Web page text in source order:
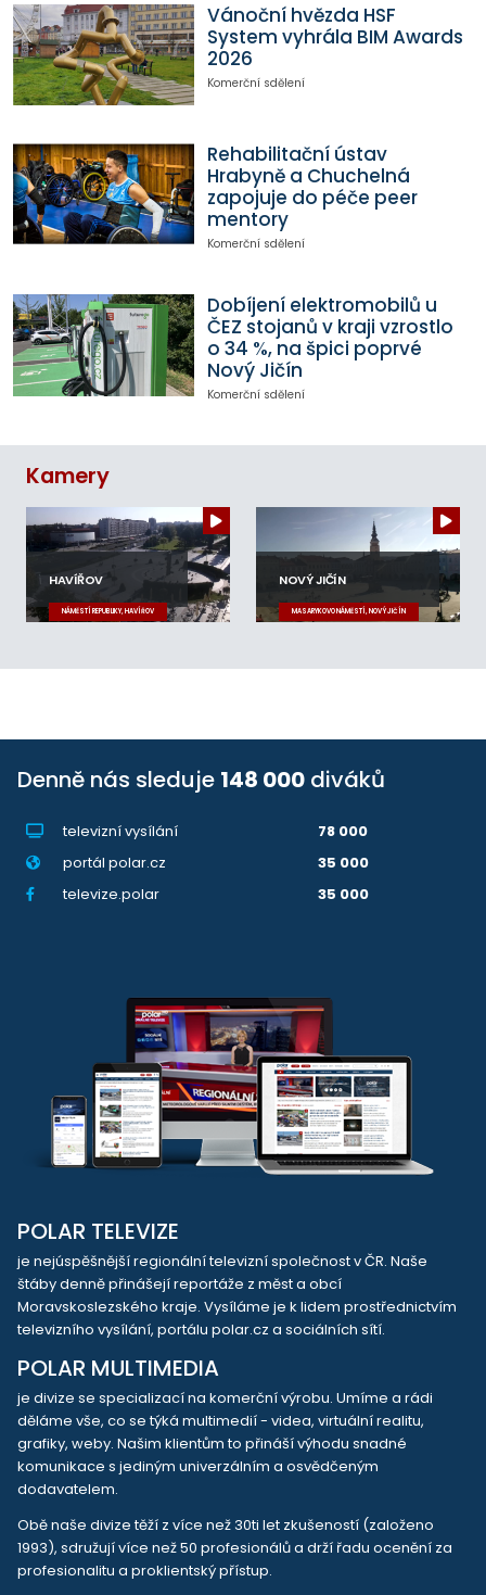
Vánoční hvězda HSF
System vyhrála BIM Awards
2026
Komerční sdělení
Rehabilitační ústav
Hrabyně a Chuchelná
zapojuje do péče peer
mentory
Komerční sdělení
Dobíjení elektromobilů u
ČEZ stojanů v kraji vzrostlo
o 34 %, na špici poprvé
Nový Jičín
Komerční sdělení
Kamery
HAVÍŘOV
NÁMĚSTÍ REPUBLIKY, HAVÍŘOV
NOVÝ JIČÍN
MASARYKOVO NÁMĚSTÍ, NOVÝ JIČÍN
Denně nás sleduje 148 000 diváků
televizní vysílání
78 000
portál polar.cz
35 000
televize.polar
35 000
POLAR TELEVIZE
je nejúspěšnější regionální televizní společnost v ČR. Naše
štáby denně přinášejí reportáže z měst a obcí
Moravskoslezského kraje. Vysíláme je k lidem prostřednictvím
televizního vysílání, portálu polar.cz a sociálních sítí.
POLAR MULTIMEDIA
je divize se specializací na komerční výrobu. Umíme a rádi
děláme vše, co se týká multimedií - videa, virtuální realitu,
grafiky, weby. Našim klientům to přináší výhodu snadné
komunikace s jediným univerzálním a osvědčeným
dodavatelem.
Obě naše divize těží z více než 30ti let zkušeností (založeno
1993), sdružují více než 50 profesionálů a drží řadu ocenění za
profesionalitu a proklientský přístup.